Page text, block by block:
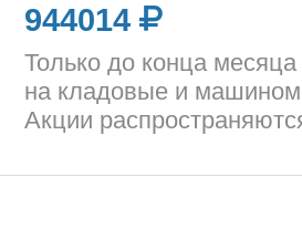
944014
Только до конца
на кладовые и
Акции